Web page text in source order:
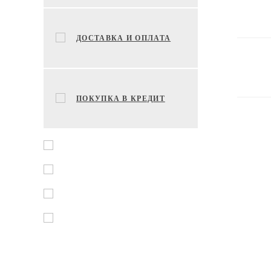
ДОСТАВКА И ОПЛАТА
ПОКУПКА В КРЕДИТ